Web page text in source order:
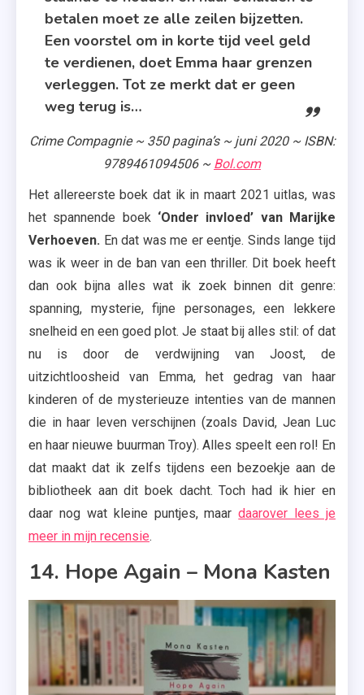
betalen moet ze alle zeilen bijzetten.
Een voorstel om in korte tijd veel geld
te verdienen, doet Emma haar grenzen
verleggen. Tot ze merkt dat er geen
weg terug is…
Crime Compagnie ~ 350 pagina’s ~ juni 2020 ~ ISBN:
9789461094506 ~ Bol.com
Het allereerste boek dat ik in maart 2021 uitlas, was
het spannende boek ‘Onder invloed’ van Marijke
Verhoeven. En dat was me er eentje. Sinds lange tijd
was ik weer in de ban van een thriller. Dit boek heeft
dan ook bijna alles wat ik zoek binnen dit genre:
spanning, mysterie, fijne personages, een lekkere
snelheid en een goed plot. Je staat bij alles stil: of dat
nu is door de verdwijning van Joost, de
uitzichtloosheid van Emma, het gedrag van haar
kinderen of de mysterieuze intenties van de mannen
die in haar leven verschijnen (zoals David, Jean Luc
en haar nieuwe buurman Troy). Alles speelt een rol! En
dat maakt dat ik zelfs tijdens een bezoekje aan de
bibliotheek aan dit boek dacht. Toch had ik hier en
daar nog wat kleine puntjes, maardaarover lees je
meer in mijn recensie.
14. Hope Again – Mona Kasten